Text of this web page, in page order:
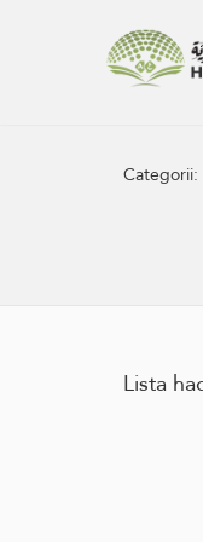
Categorii:
Lista